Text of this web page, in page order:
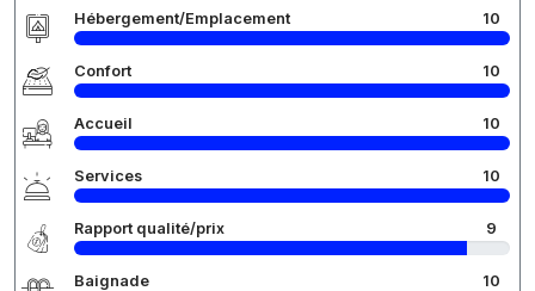
Hébergement/Emplacement 10
Confort 10
Accueil 10
Services 10
Rapport qualité/prix 9
Baignade 10